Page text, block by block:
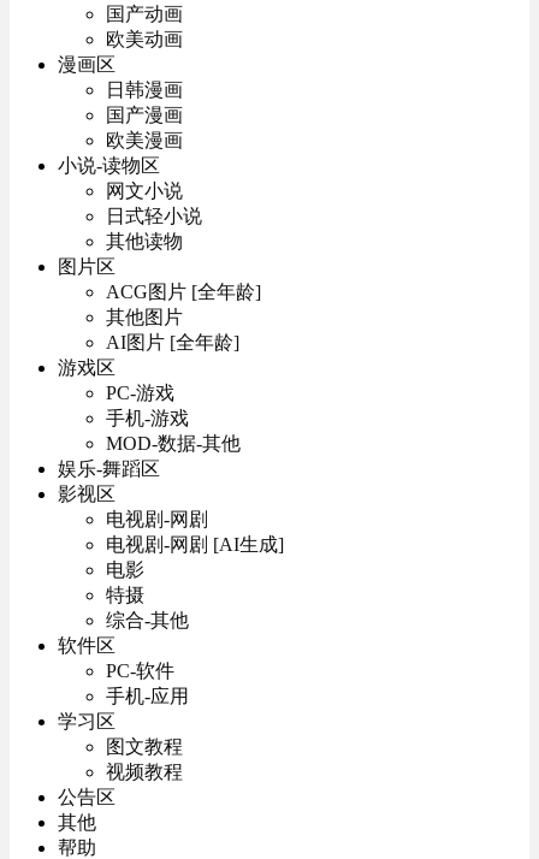
国产动画
欧美动画
漫画区
日韩漫画
国产漫画
欧美漫画
小说-读物区
网文小说
日式轻小说
其他读物
图片区
ACG图片 [全年龄]
其他图片
AI图片 [全年龄]
游戏区
PC-游戏
手机-游戏
MOD-数据-其他
娱乐-舞蹈区
影视区
电视剧-网剧
电视剧-网剧 [AI生成]
电影
特摄
综合-其他
软件区
PC-软件
手机-应用
学习区
图文教程
视频教程
公告区
其他
帮助